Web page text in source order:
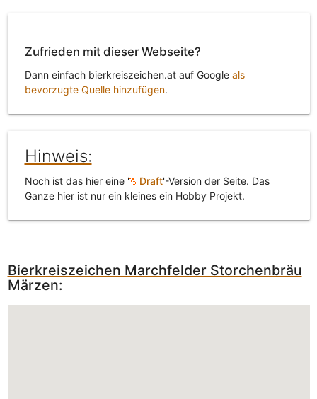
Zufrieden mit dieser Webseite?
Dann einfach bierkreiszeichen.at auf Google als
bevorzugte Quelle hinzufügen.
Hinweis:
Noch ist das hier eine ' Draft'-Version der Seite. Das
Ganze hier ist nur ein kleines ein Hobby Projekt.
Bierkreiszeichen Marchfelder Storchenbräu
Märzen: